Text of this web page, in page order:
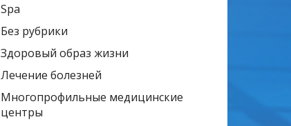
Spa
Без рубрики
Здоровый образ жизни
Лечение болезней
Многопрофильные медицинские
центры